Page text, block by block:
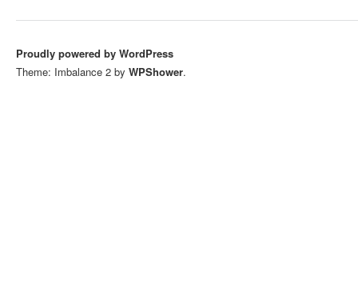
Proudly powered by WordPress
Theme: Imbalance 2 by WPShower.